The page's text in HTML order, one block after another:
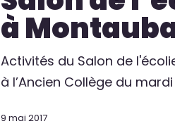
à
Activités du Salon de
à l’Ancien Collège du
9 mai 2017